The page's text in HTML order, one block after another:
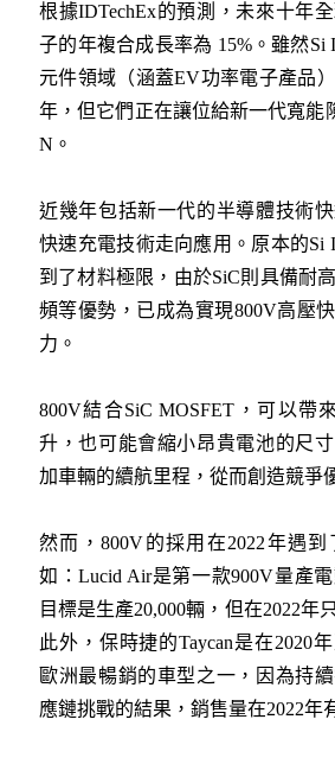
根據IDTechEx的預測，未來十年
子的年複合成長率為 15%。雖然Si
元件領域（涵蓋EV功率電子產品
年，但它們正在讓位給新一代寬能
N。
近幾年包括新一代的半導體技術
快速充電技術走向應用。原本的Si
到了材料極限，由於SiC則具備耐
頻等優勢，已成為實現800V高壓
力。
800V結合SiC MOSFET，可以帶
升，也可能會縮小昂貴電池的尺
加車輛的續航里程，從而創造競爭
然而，800V的採用在2022年遇到
如：Lucid Air是第一款900V量產
目標是生產20,000輛，但在2022年
此外，保時捷的Taycan是在2020
歐洲最暢銷的車型之一，因為持
應鏈挑戰的結果，銷售量在2022年